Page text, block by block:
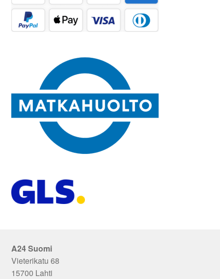
A24 Suomi
Vieterikatu 68
15700 Lahti